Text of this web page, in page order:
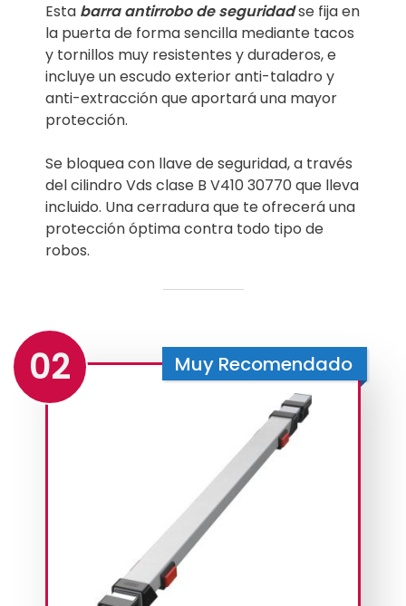
Esta barra antirrobo de seguridadse fija en
la puerta de forma sencilla mediante tacos
y tornillos muy resistentes y duraderos, e
incluye un escudo exterior anti-taladro y
anti-extracción que aportará una mayor
protección.
Se bloquea con llave de seguridad, a través
del cilindro Vds clase B V410 30770 que lleva
incluido. Una cerradura que te ofrecerá una
protección óptima contra todo tipo de
robos.
02 Muy Recomendado